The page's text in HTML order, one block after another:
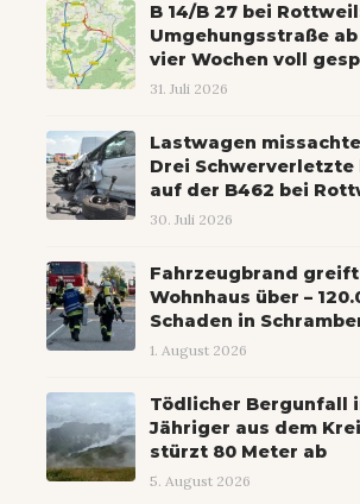
B 14/B 27 bei
Umgehungsstraße
vier Wochen voll
31. Juli 2026
Lastwagen
Drei Schwerverletzte
auf der B462 bei
30. Juli 2026
Fahrzeugbrand
Wohnhaus über –
Schaden in
1. August 2026
Tödlicher Bergunfall
Jähriger aus dem
stürzt 80 Meter ab
5. August 2026